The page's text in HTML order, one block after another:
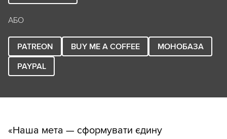
АБО
PATREON BUY ME A COFFEE
МОНОБАЗА
PAYPAL
«Наша мета — сформувати єдину